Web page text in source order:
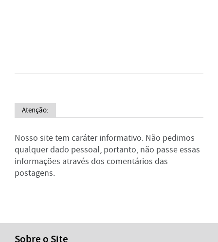
Atenção:
Nosso site tem caráter informativo. Não pedimos
qualquer dado pessoal, portanto, não passe essas
informações através dos comentários das
postagens.
Sobre o Site